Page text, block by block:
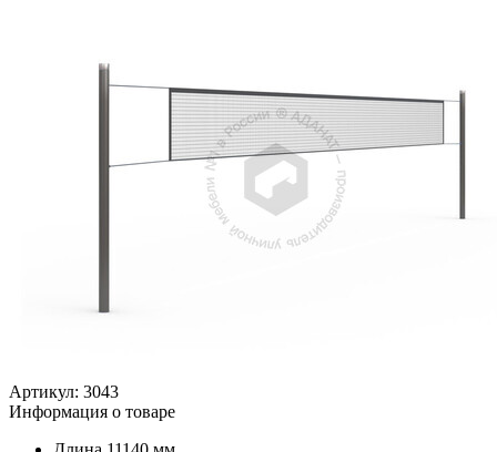
Артикул: 3043
Информация о товаре